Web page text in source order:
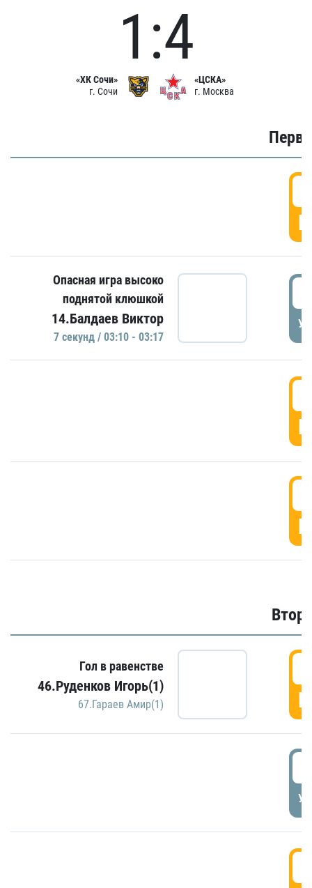
«ХК Сочи»
г. Сочи
1:4
«ЦСКА»
г. Москва
Опасная игра высоко
поднятой клюшкой
14.Балдаев Виктор
7 секунд / 03:10 - 03:17
Гол в равенстве
46.Руденков Игорь(1)
67.Гараев Амир(1)